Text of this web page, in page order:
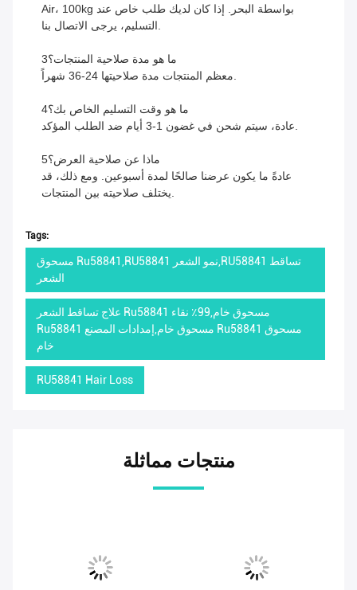
Air، 100kg بواسطة البحر. إذا كان لديك طلب خاص عند
التسليم، يرجى الاتصال بنا.
3ما هو مدة صلاحية المنتجات؟
معظم المنتجات مدة صلاحيتها 24-36 شهراً.
4ما هو وقت التسليم الخاص بك؟
عادة، سيتم شحن في غضون 1-3 أيام ضد الطلب المؤكد.
5ماذا عن صلاحية العرض؟
عادةً ما يكون عرضنا صالحًا لمدة أسبوعين. ومع ذلك، قد
يختلف صلاحيته بين المنتجات.
Tags:
مسحوق Ru58841,RU58841 نمو الشعر,RU58841 تساقط
الشعر
علاج تساقط الشعر Ru58841 مسحوق خام,99٪ نقاء
Ru58841 مسحوق خام,إمدادات المصنع Ru58841 مسحوق
خام
RU58841 Hair Loss
منتجات مماثلة